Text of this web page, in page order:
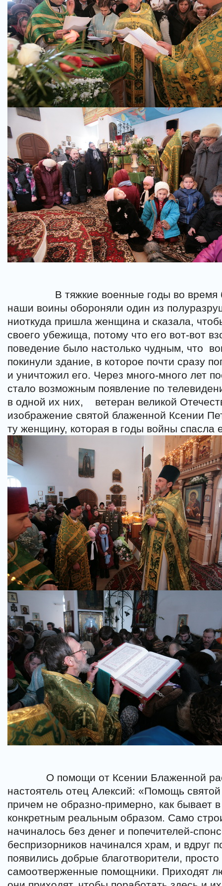
В тяжкие военные годы во время
наши воины обороняли один из
ниоткуда пришла женщина и сказала,
своего убежища, потому что его вот-вот
поведение было настолько чудным, что
покинули здание, в которое почти сразу
и уничтожил его. Через много-много лет
стало возможным появление по
в одной их них,
ветеран великой
изображение святой блаженной Ксении
ту женщину, которая в годы войны спасла
О помощи от Ксении Блаженной
настоятель отец Алексий: «Помощь
причем не образно-примерно, как бывает
конкретным реальным образом. Само
начиналось без денег и попечителей-
беспризорников начинался храм, и вдруг
появились добрые благотворители,
самоотверженные помощники. Приходят